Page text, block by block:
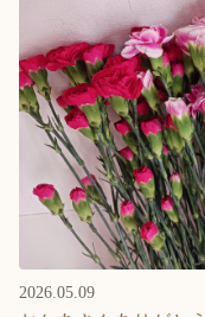
2026.05.09